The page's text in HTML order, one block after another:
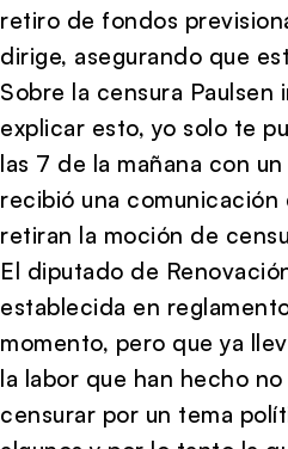
retiro de fondos
dirige, asegurando que
Sobre la censura
explicar esto, yo solo te
las 7 de la mañana con
recibió una
retiran la moción de
El diputado de
establecida en
momento, pero que ya
la labor que han hecho
censurar por un tema